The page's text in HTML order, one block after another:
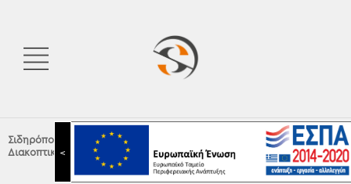
<
Σιδηρόπουλος Α.Ε.| Διακόπτες Φωτισμού
Διακοπτικό υλικό Schneider
Prima